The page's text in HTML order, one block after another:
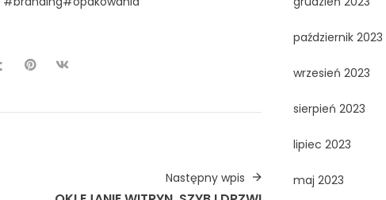
Następny wpis
październik 2023
wrzesień 2023
sierpień 2023
lipiec 2023
maj 2023